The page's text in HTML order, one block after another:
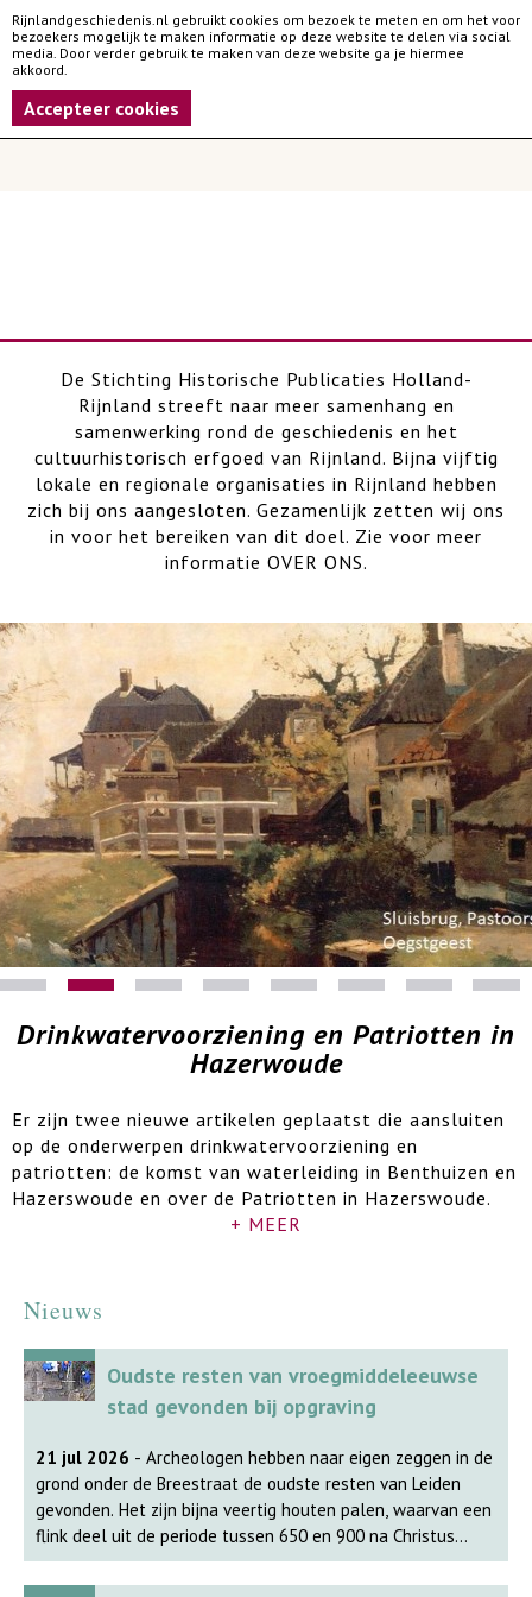
Rijnlandgeschiedenis.nl gebruikt cookies om bezoek te meten en om het voor
bezoekers mogelijk te maken informatie op deze website te delen via social
media. Door verder gebruik te maken van deze website ga je hiermee
akkoord.
Accepteer cookies
Drinkwatervoorziening en Patriotten in
Hazerwoude
Er zijn twee nieuwe artikelen geplaatst die aansluiten
op de onderwerpen drinkwatervoorziening en
patriotten: de komst van waterleiding in Benthuizen en
Hazerswoude en over de Patriotten in Hazerswoude.
+ MEER
De Stichting Historische Publicaties Holland-
Rijnland streeft naar meer samenhang en
samenwerking rond de geschiedenis en het
cultuurhistorisch erfgoed van Rijnland. Bijna vijftig
lokale en regionale organisaties in Rijnland hebben
zich bij ons aangesloten. Gezamenlijk zetten wij ons
in voor het bereiken van dit doel. Zie voor meer
informatie OVER ONS.
Nieuws
Oudste resten van vroegmiddeleeuwse
stad gevonden bij opgraving
21 jul 2026 - Archeologen hebben naar eigen zeggen in de
grond onder de Breestraat de oudste resten van Leiden
gevonden. Het zijn bijna veertig houten palen, waarvan een
flink deel uit de periode tussen 650 en 900 na Christus
komt. 'De vondsten zijn spectaculair en veranderen het
bestaande beeld van de oudste bewoning van Leiden',